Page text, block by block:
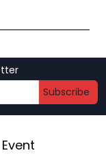
Subscribe